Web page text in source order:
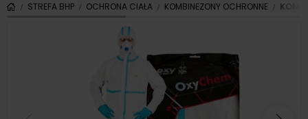
STREFA BHP OCHRONA CIAŁA KOMBINEZONY OCHRONNE